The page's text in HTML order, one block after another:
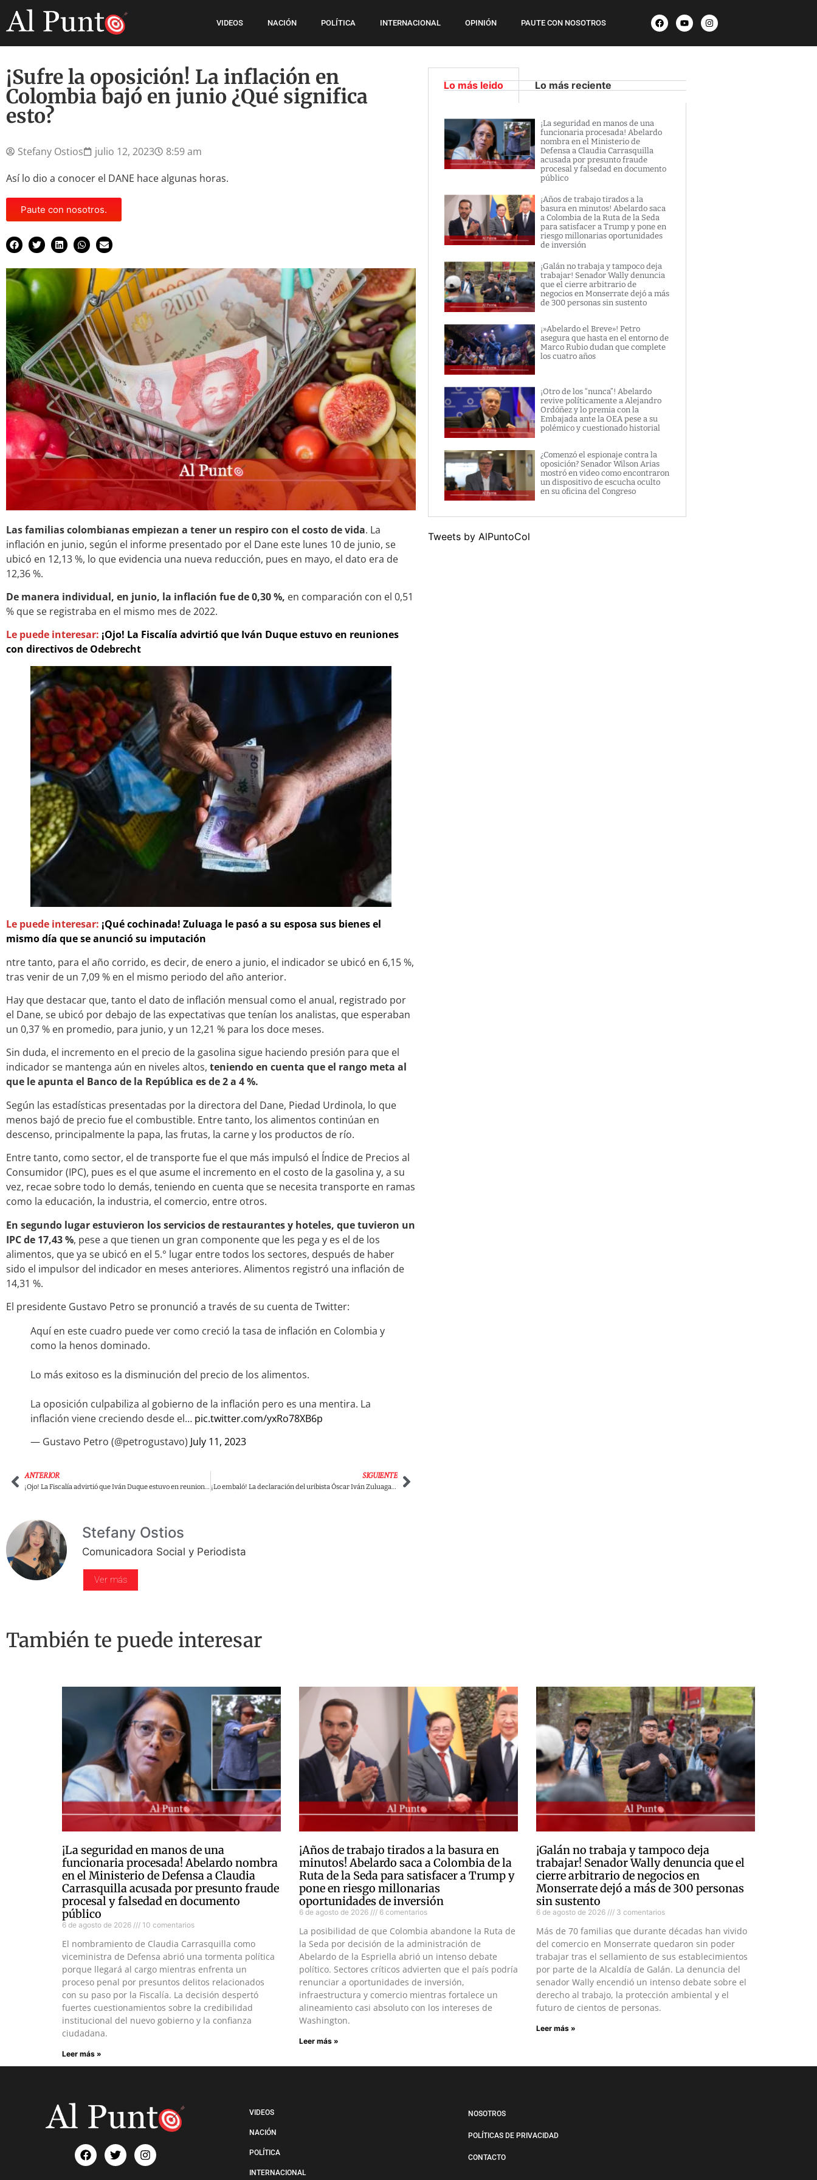
VIDEOS NACIÓN POLÍTICA INTERNACIONAL OPINIÓN PAUTE CON NOSOTROS
¡Sufre la oposición! La inflación en
Colombia bajó en junio ¿Qué significa
esto?
Stefany Ostios julio 12, 2023
8:59 am
Así lo dio a conocer el DANE hace algunas horas.
Paute con nosotros.
Las familias colombianas empiezan a tener un respiro con el costo de vida. La
inflación en junio, según el informe presentado por el Dane este lunes 10 de junio, se
ubicó en 12,13 %, lo que evidencia una nueva reducción, pues en mayo, el dato era de
12,36 %.
De manera individual, en junio, la inflación fue de 0,30 %, en comparación con el 0,51
% que se registraba en el mismo mes de 2022.
Le puede interesar: ¡Ojo! La Fiscalía advirtió que Iván Duque estuvo en reuniones
con directivos de Odebrecht
Le puede interesar: ¡Qué cochinada! Zuluaga le pasó a su esposa sus bienes el
mismo día que se anunció su imputación
ntre tanto, para el año corrido, es decir, de enero a junio, el indicador se ubicó en 6,15 %,
tras venir de un 7,09 % en el mismo periodo del año anterior.
Hay que destacar que, tanto el dato de inflación mensual como el anual, registrado por
el Dane, se ubicó por debajo de las expectativas que tenían los analistas, que esperaban
un 0,37 % en promedio, para junio, y un 12,21 % para los doce meses.
Sin duda, el incremento en el precio de la gasolina sigue haciendo presión para que el
indicador se mantenga aún en niveles altos, teniendo en cuenta que el rango meta al
que le apunta el Banco de la República es de 2 a 4 %.
Según las estadísticas presentadas por la directora del Dane, Piedad Urdinola, lo que
menos bajó de precio fue el combustible. Entre tanto, los alimentos continúan en
descenso, principalmente la papa, las frutas, la carne y los productos de río.
Entre tanto, como sector, el de transporte fue el que más impulsó el Índice de Precios al
Consumidor (IPC), pues es el que asume el incremento en el costo de la gasolina y, a su
vez, recae sobre todo lo demás, teniendo en cuenta que se necesita transporte en ramas
como la educación, la industria, el comercio, entre otros.
En segundo lugar estuvieron los servicios de restaurantes y hoteles, que tuvieron un
IPC de 17,43 %, pese a que tienen un gran componente que les pega y es el de los
alimentos, que ya se ubicó en el 5.° lugar entre todos los sectores, después de haber
sido el impulsor del indicador en meses anteriores. Alimentos registró una inflación de
14,31 %.
El presidente Gustavo Petro se pronunció a través de su cuenta de Twitter:
Aquí en este cuadro puede ver como creció la tasa de inflación en Colombia y
como la henos dominado.
Lo más exitoso es la disminución del precio de los alimentos.
La oposición culpabiliza al gobierno de la inflación pero es una mentira. La
inflación viene creciendo desde el… pic.twitter.com/yxRo78XB6p
— Gustavo Petro (@petrogustavo) July 11, 2023
ANTERIOR
¡Ojo! La Fiscalía advirtió que Iván Duque estuvo en reuniones con directivos de Odebrecht
SIGUIENTE
¡Lo embaló! La declaración del uribista Óscar Iván Zuluaga que le puede salir cara a su hijo
Lo más leido Lo más reciente
¡La seguridad en manos de una
funcionaria procesada! Abelardo
nombra en el Ministerio de
Defensa a Claudia Carrasquilla
acusada por presunto fraude
procesal y falsedad en documento
público
¡Años de trabajo tirados a la
basura en minutos! Abelardo saca
a Colombia de la Ruta de la Seda
para satisfacer a Trump y pone en
riesgo millonarias oportunidades
de inversión
¡Galán no trabaja y tampoco deja
trabajar! Senador Wally denuncia
que el cierre arbitrario de
negocios en Monserrate dejó a más
de 300 personas sin sustento
¡»Abelardo el Breve»! Petro
asegura que hasta en el entorno de
Marco Rubio dudan que complete
los cuatro años
¡Otro de los “nunca”! Abelardo
revive políticamente a Alejandro
Ordóñez y lo premia con la
Embajada ante la OEA pese a su
polémico y cuestionado historial
¿Comenzó el espionaje contra la
oposición? Senador Wilson Arias
mostró en video como encontraron
un dispositivo de escucha oculto
en su oficina del Congreso
Tweets by AlPuntoCol
Stefany Ostios
Comunicadora Social y Periodista
Ver más
También te puede interesar
¡La seguridad en manos de una
funcionaria procesada! Abelardo nombra
en el Ministerio de Defensa a Claudia
Carrasquilla acusada por presunto fraude
procesal y falsedad en documento
público
6 de agosto de 2026 10 comentarios
El nombramiento de Claudia Carrasquilla como
viceministra de Defensa abrió una tormenta política
porque llegará al cargo mientras enfrenta un
proceso penal por presuntos delitos relacionados
con su paso por la Fiscalía. La decisión despertó
fuertes cuestionamientos sobre la credibilidad
institucional del nuevo gobierno y la confianza
ciudadana.
Leer más »
¡Años de trabajo tirados a la basura en
minutos! Abelardo saca a Colombia de la
Ruta de la Seda para satisfacer a Trump y
pone en riesgo millonarias
oportunidades de inversión
6 de agosto de 2026 6 comentarios
La posibilidad de que Colombia abandone la Ruta de
la Seda por decisión de la administración de
Abelardo de la Espriella abrió un intenso debate
político. Sectores críticos advierten que el país podría
renunciar a oportunidades de inversión,
infraestructura y comercio mientras fortalece un
alineamiento casi absoluto con los intereses de
Washington.
Leer más »
¡Galán no trabaja y tampoco deja
trabajar! Senador Wally denuncia que el
cierre arbitrario de negocios en
Monserrate dejó a más de 300 personas
sin sustento
6 de agosto de 2026 3 comentarios
Más de 70 familias que durante décadas han vivido
del comercio en Monserrate quedaron sin poder
trabajar tras el sellamiento de sus establecimientos
por parte de la Alcaldía de Galán. La denuncia del
senador Wally encendió un intenso debate sobre el
derecho al trabajo, la protección ambiental y el
futuro de cientos de personas.
Leer más »
VIDEOS
NACIÓN
POLÍTICA
INTERNACIONAL
NOSOTROS
POLÍTICAS DE PRIVACIDAD
CONTACTO